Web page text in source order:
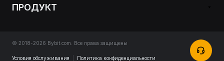
ПРОДУКТ
© 2018-2026 Bybit.com. Все права защищены
Условия обслуживания Политика конфиденциальности